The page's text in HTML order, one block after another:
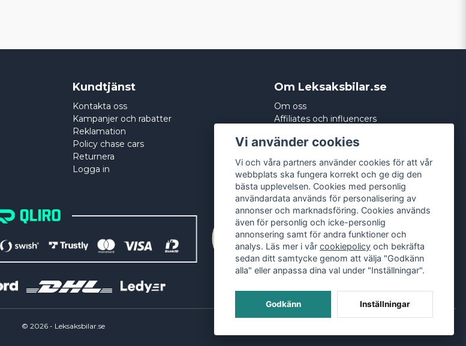
Kundtjänst
Kontakta oss
Kampanjer och rabatter
Reklamation
Policy chase cars
Returnera
Logga in
Om Leksaksbilar.se
Om oss
Affiliates och influencers
Integritetspolicy
© 2026- Leksaksbilar.se
Vi använder cookies
Vi och våra partners använder cookies för att vår
webbplats ska fungera korrekt och ge dig den
bästa upplevelsen. Cookies med personlig
användardata används för personalisering av
annonser och marknadsföring. Cookies används
även för personlig och icke-personlig
annonsering samt för andra funktioner och
analys. Läs mer i vårcookiepolicy och bekräfta
sedan ditt samtycke genom att välja "Godkänn
alla" eller anpassa dina val under "Inställningar".
Godkänn Inställningar